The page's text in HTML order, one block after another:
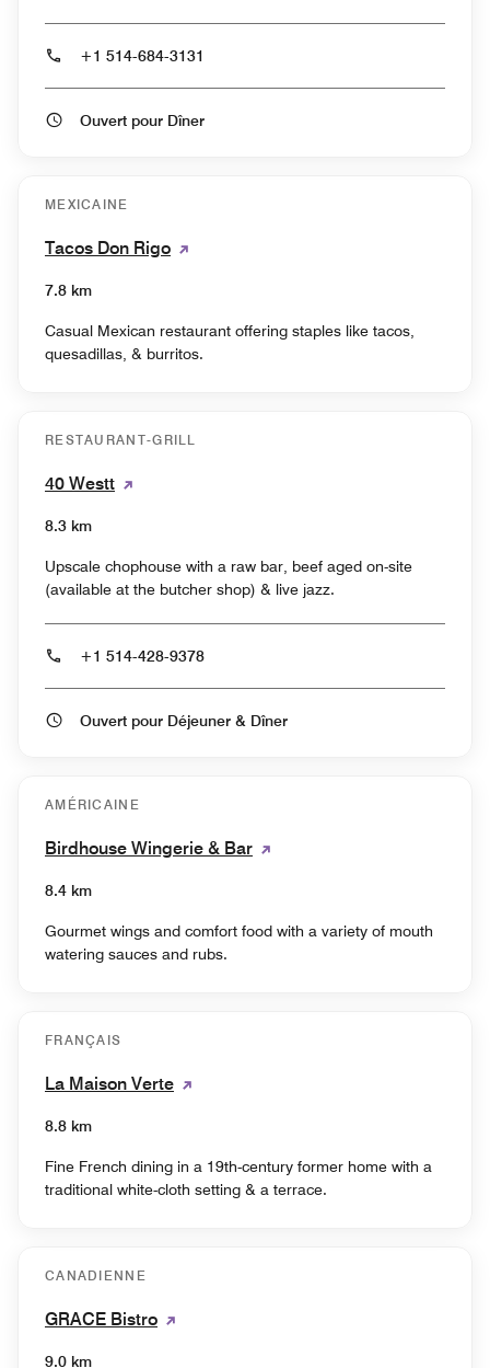
+1 514-684-3131
Ouvert pour Dîner
MEXICAINE
Tacos Don Rigo
7.8 km
Casual Mexican restaurant offering staples like tacos,
quesadillas, & burritos.
RESTAURANT-GRILL
40 Westt
8.3 km
Upscale chophouse with a raw bar, beef aged on-site
(available at the butcher shop) & live jazz.
+1 514-428-9378
Ouvert pour Déjeuner & Dîner
AMÉRICAINE
Birdhouse Wingerie & Bar
8.4 km
Gourmet wings and comfort food with a variety of mouth
watering sauces and rubs.
FRANÇAIS
La Maison Verte
8.8 km
Fine French dining in a 19th-century former home with a
traditional white-cloth setting & a terrace.
CANADIENNE
GRACE Bistro
9.0 km